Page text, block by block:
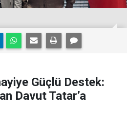
Güçlü Destek:
Davut Tatar’a